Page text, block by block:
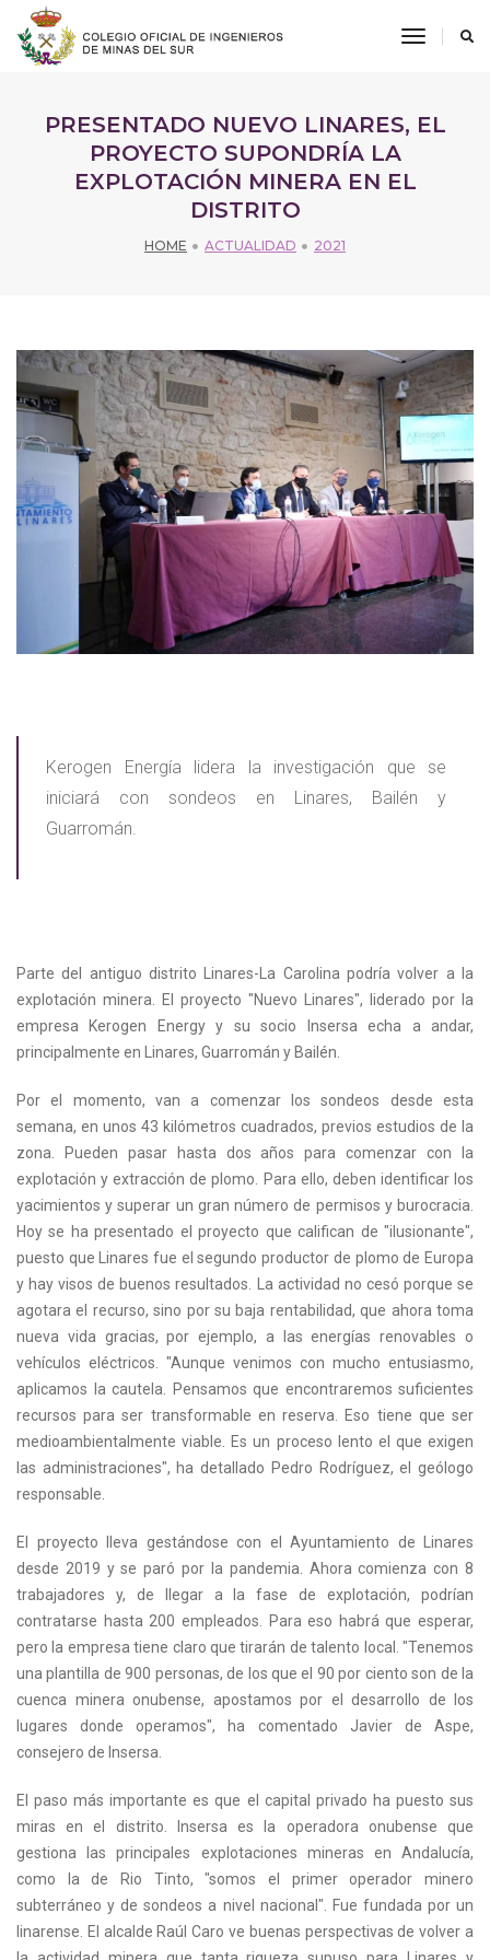
toggle
PRESENTADO NUEVO LINARES, EL
PROYECTO SUPONDRÍA LA
EXPLOTACIÓN MINERA EN EL
DISTRITO
HOME ACTUALIDAD 2021
Kerogen Energía lidera la investigación que se
iniciará con sondeos en Linares, Bailén y
Guarromán.
Parte del antiguo distrito Linares-La Carolina podría volver a la
explotación minera. El proyecto "Nuevo Linares", liderado por la
empresa Kerogen Energy y su socio Insersa echa a andar,
principalmente en Linares, Guarromán y Bailén.
Por el momento, van a comenzar los sondeos desde esta
semana, en unos 43 kilómetros cuadrados, previos estudios de la
zona. Pueden pasar hasta dos años para comenzar con la
explotación y extracción de plomo. Para ello, deben identificar los
yacimientos y superar un gran número de permisos y burocracia.
Hoy se ha presentado el proyecto que califican de "ilusionante",
puesto que Linares fue el segundo productor de plomo de Europa
y hay visos de buenos resultados. La actividad no cesó porque se
agotara el recurso, sino por su baja rentabilidad, que ahora toma
nueva vida gracias, por ejemplo, a las energías renovables o
vehículos eléctricos. "Aunque venimos con mucho entusiasmo,
aplicamos la cautela. Pensamos que encontraremos suficientes
recursos para ser transformable en reserva. Eso tiene que ser
medioambientalmente viable. Es un proceso lento el que exigen
las administraciones", ha detallado Pedro Rodríguez, el geólogo
responsable.
El proyecto lleva gestándose con el Ayuntamiento de Linares
desde 2019 y se paró por la pandemia. Ahora comienza con 8
trabajadores y, de llegar a la fase de explotación, podrían
contratarse hasta 200 empleados. Para eso habrá que esperar,
pero la empresa tiene claro que tirarán de talento local. "Tenemos
una plantilla de 900 personas, de los que el 90 por ciento son de la
cuenca minera onubense, apostamos por el desarrollo de los
lugares donde operamos", ha comentado Javier de Aspe,
consejero de Insersa.
El paso más importante es que el capital privado ha puesto sus
miras en el distrito. Insersa es la operadora onubense que
gestiona las principales explotaciones mineras en Andalucía,
como la de Rio Tinto, "somos el primer operador minero
subterráneo y de sondeos a nivel nacional". Fue fundada por un
linarense. El alcalde Raúl Caro ve buenas perspectivas de volver a